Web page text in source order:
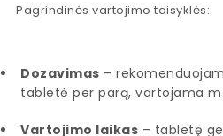
Pagrindinės vartojimo taisyklės:
Dozavimas –
tabletė per parą, vartojama
Vartojimo laikas – tabletę